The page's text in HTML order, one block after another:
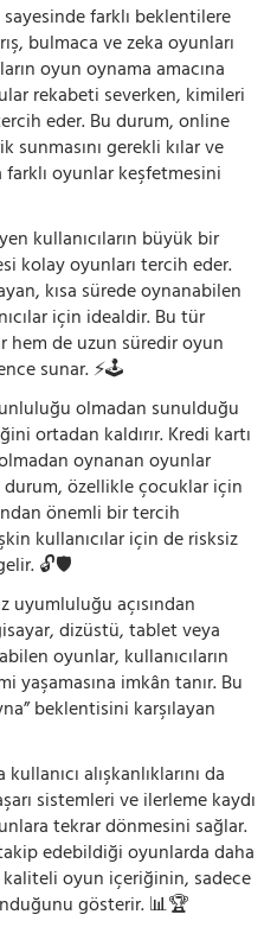
farklı beklentilere
bulmaca ve zeka oyunları
oyun oynama amacına
rekabeti severken, kimileri
eder. Bu durum, online
gerekli kılar ve
farklı oyunlar keşfetmesini
kullanıcıların büyük bir
kolay oyunları tercih eder.
kısa sürede oynanabilen
için idealdir. Bu tür
hem de uzun süredir oyun
sunar. ⚡🕹️
olmadan sunulduğu
ortadan kaldırır. Kredi kartı
oynanan oyunlar
durum, özellikle çocuklar için
önemli bir tercih
kullanıcılar için de risksiz
🔓🛡️
uyumluluğu açısından
dizüstü, tablet veya
oyunlar, kullanıcıların
yaşamasına imkân tanır. Bu
beklentisini karşılayan
alışkanlıklarını da
sistemleri ve ilerleme kaydı
tekrar dönmesini sağlar.
edebildiği oyunlarda daha
oyun içeriğinin, sadece
gösterir. 📊🏆